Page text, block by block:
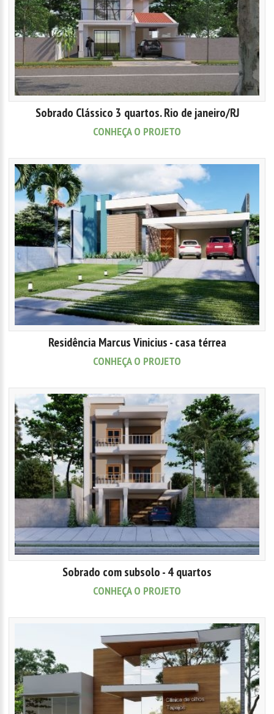
Sobrado Clássico 3 quartos. Rio de janeiro/RJ
CONHEÇA O PROJETO
Residência Marcus Vinicius - casa térrea
CONHEÇA O PROJETO
Sobrado com subsolo - 4 quartos
CONHEÇA O PROJETO